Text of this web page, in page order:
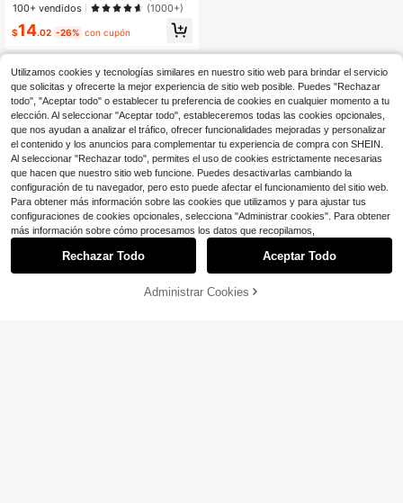
erna cónica para hombres de unicol
or, casual de negocios y viaje, form
al, ceremonia
100+ vendidos (1000+)
$14.02 -26% con cupón
¡26% DE DESCUENTO!
Utilizamos cookies y tecnologías similares en nuestro sitio web para brindar el servicio
que solicitas y ofrecerte la mejor experiencia de sitio web posible. Puedes "Rechazar
todo", "Aceptar todo" o establecer tu preferencia de cookies en cualquier momento a tu
elección. Al seleccionar "Aceptar todo", estableceremos todas las cookies opcionales,
que nos ayudan a analizar el tráfico, ofrecer funcionalidades mejoradas y personalizar
el contenido y los anuncios para complementar tu experiencia de compra con SHEIN.
Al seleccionar "Rechazar todo", permites el uso de cookies estrictamente necesarias
que hacen que nuestro sitio web funcione. Puedes desactivarlas cambiando la
configuración de tu navegador, pero esto puede afectar el funcionamiento del sitio web.
Para obtener más información sobre las cookies que utilizamos y para ajustar tus
configuraciones de cookies opcionales, selecciona "Administrar cookies". Para obtener
más información sobre cómo procesamos los datos que recopilamos,
Rechazar Todo Aceptar Todo
Administrar Cookies